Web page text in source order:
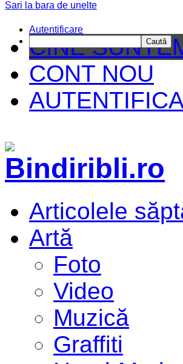
CINE
CONT NOU
Articolele
Artă
Foto
Video
Muzică
Graffiti
Sari la bara de unelte
Autentificare
Caută